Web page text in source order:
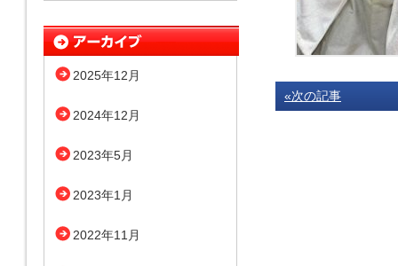
«次の記事
2025年12月
2024年12月
2023年5月
2023年1月
2022年11月